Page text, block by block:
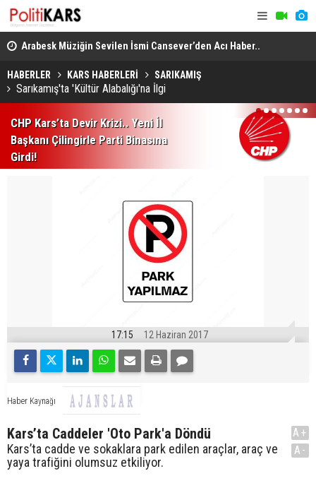
Arabesk Müziğin Sevilen İsmi Cansever’den Acı Haber..
Almanya’da Hayatını Kaybetti!
HABERLER KARS HABERLERİ SARIKAMIŞ
Sarıkamış'ta 'Kültür Alabalığı'na İlgi
CHP Kars’ta Devir Krizi.. Yeni İl
Başkanı Çilingirle Parti Binasına
Girdi!
1 2 3 4 5 6 7
17:15 12 Haziran 2017
Haber Kaynağı
Kars’ta Caddeler 'Oto Park'a Döndü
Kars’ta cadde ve sokaklara park edilen araçlar, araç ve
yaya trafiğini olumsuz etkiliyor.
A+
A-